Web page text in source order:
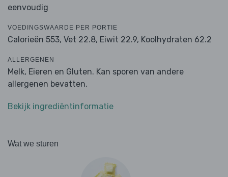
eenvoudig
VOEDINGSWAARDE PER PORTIE
Calorieën 553, Vet 22.8, Eiwit 22.9, Koolhydraten 62.2
ALLERGENEN
Melk, Eieren en Gluten. Kan sporen van andere
allergenen bevatten.
Bekijk ingrediëntinformatie
Wat we sturen